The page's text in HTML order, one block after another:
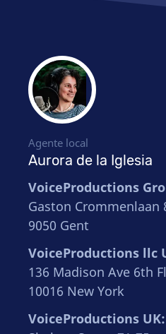
Agente local
Aurora de la Iglesia
VoiceProductions
Gaston Crommenlaan
9050 Gent
VoiceProductions llc
136 Madison Ave 6th
10016 New York
VoiceProductions UK: